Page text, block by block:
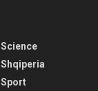
Science
Shqiperia
Sport